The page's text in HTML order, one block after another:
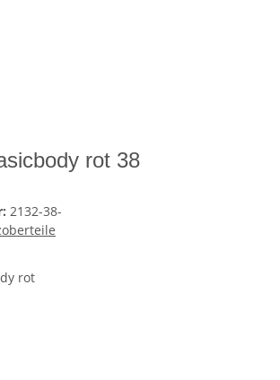
rot 38
2132-38-
rot